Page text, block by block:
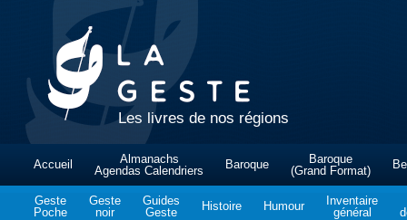
Les livres de nos régions
Accueil
Almanachs
Agendas Calendriers
Baroque
Baroque
(Grand Format)
Geste
Poche
Geste
noir
Guides
Geste
Histoire Humour
Inventaire
général